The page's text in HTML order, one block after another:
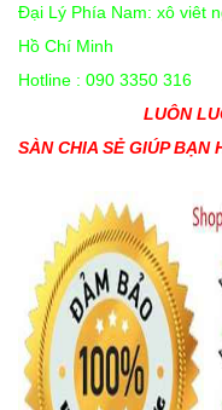
Đại Lý Phía Nam: xô viêt
Hồ Chí Minh
Hotline : 090 3350 316
LUÔN
SÀN CHIA SẺ GIÚP BẠN